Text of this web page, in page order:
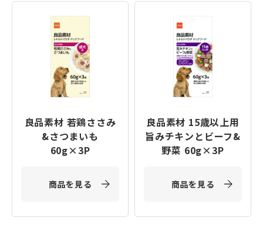
良品素材 若鶏ささみ
&さつまいも
60g×3P
商品を見る
良品素材 15歳以上用
旨みチキンとビーフ&
野菜 60g×3P
商品を見る